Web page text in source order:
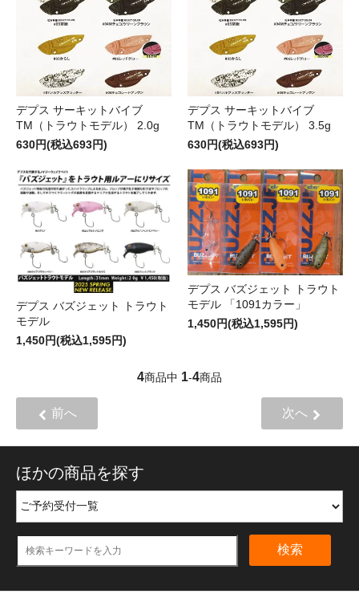
デプス サーキットバイブ
TM（トラウトモデル） 2.0g
630円(税込693円)
デプス サーキットバイブ
TM（トラウトモデル） 3.5g
630円(税込693円)
デプス バズジェット トラウト
モデル
1,450円(税込1,595円)
デプス バズジェット トラウト
モデル 「1091カラー」
1,450円(税込1,595円)
4商品中 1-4商品
前へ 次へ
ほかの商品を探す
検索